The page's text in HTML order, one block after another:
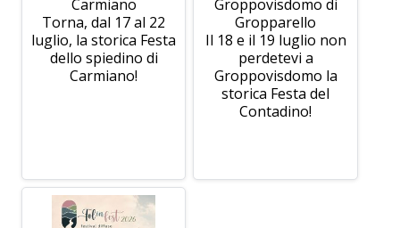
Carmiano
Torna, dal 17 al 22
luglio, la storica Festa
dello spiedino di
Carmiano!
Groppovisdomo di
Gropparello
Il 18 e il 19 luglio non
perdetevi a
Groppovisdomo la
storica Festa del
Contadino!